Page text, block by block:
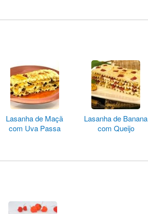
Lasanha de Maçã
com Uva Passa
Lasanha de Banana
com Queijo